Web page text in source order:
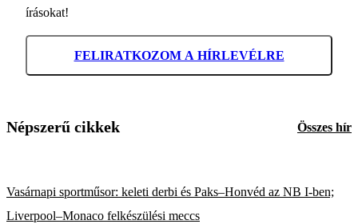
írásokat!
FELIRATKOZOM A HÍRLEVÉLRE
Népszerű cikkek Összes hír
Vasárnapi sportműsor: keleti derbi és Paks–Honvéd az NB I-ben;
Liverpool–Monaco felkészülési meccs